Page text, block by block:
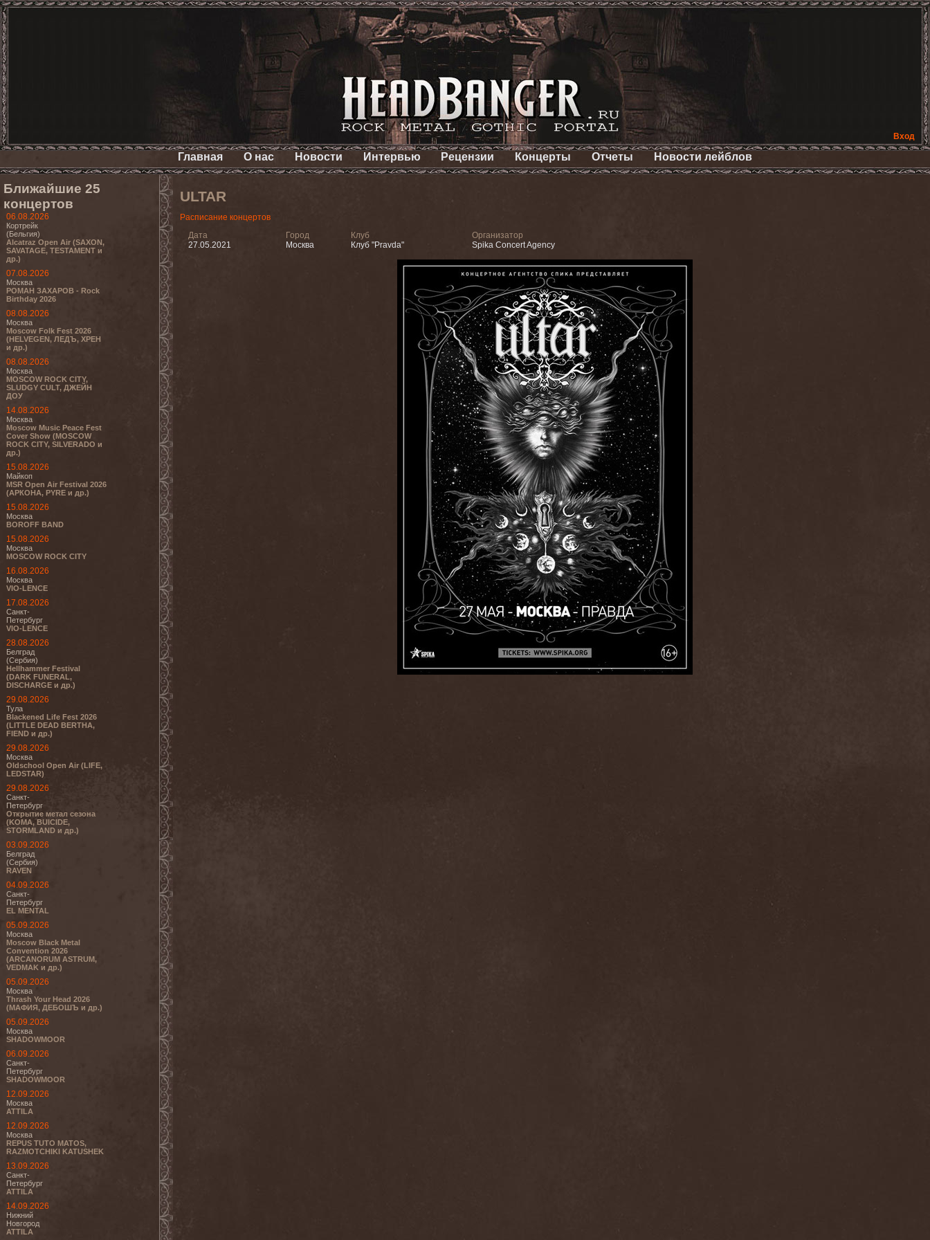
Вход
Главная О нас Новости Интервью Рецензии Концерты Отчеты Новости лейблов
Ближайшие 25
концертов
06.08.2026
Кортрейк
(Бельгия)
Alcatraz Open Air (SAXON,
SAVATAGE, TESTAMENT и
др.)
07.08.2026
Москва
РОМАН ЗАХАРОВ - Rock
Birthday 2026
08.08.2026
Москва
Moscow Folk Fest 2026
(HELVEGEN, ЛЕДЪ, ХРЕН
и др.)
08.08.2026
Москва
MOSCOW ROCK CITY,
SLUDGY CULT, ДЖЕЙН
ДОУ
14.08.2026
Москва
Moscow Music Peace Fest
Cover Show (MOSCOW
ROCK CITY, SILVERADO и
др.)
15.08.2026
Майкоп
MSR Open Air Festival 2026
(АРКОНА, PYRE и др.)
15.08.2026
Москва
BOROFF BAND
15.08.2026
Москва
MOSCOW ROCK CITY
16.08.2026
Москва
VIO-LENCE
17.08.2026
Санкт-
Петербург
VIO-LENCE
28.08.2026
Белград
(Сербия)
Hellhammer Festival
(DARK FUNERAL,
DISCHARGE и др.)
29.08.2026
Тула
Blackened Life Fest 2026
(LITTLE DEAD BERTHA,
FIEND и др.)
29.08.2026
Москва
Oldschool Open Air (LIFE,
LEDSTAR)
29.08.2026
Санкт-
Петербург
Открытие метал сезона
(KOMA, BUICIDE,
STORMLAND и др.)
03.09.2026
Белград
(Сербия)
RAVEN
04.09.2026
Санкт-
Петербург
EL MENTAL
05.09.2026
Москва
Moscow Black Metal
Convention 2026
(ARCANORUM ASTRUM,
VEDMAK и др.)
05.09.2026
Москва
Thrash Your Head 2026
(МАФИЯ, ДЕБОШЪ и др.)
05.09.2026
Москва
SHADOWMOOR
06.09.2026
Санкт-
Петербург
SHADOWMOOR
12.09.2026
Москва
ATTILA
12.09.2026
Москва
REPUS TUTO MATOS,
RAZMOTCHIKI KATUSHEK
13.09.2026
Санкт-
Петербург
ATTILA
14.09.2026
Нижний
Новгород
ATTILA
ULTAR
Расписание концертов
Дата
27.05.2021
Город
Москва
Клуб
Клуб "Pravda"
Организатор
Spika Concert Agency